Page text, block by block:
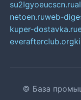
su2lgyoeucscn.ru
netoen.ruweb-
kuper-dostavka.ru
everafterclub.org
© База